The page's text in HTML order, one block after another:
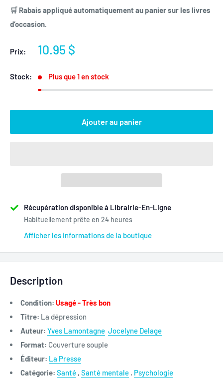
🛒 Rabais appliqué automatiquement au panier sur les livres
d’occasion.
Prix:
Prix
10.95 $
Stock: Plus que 1 en stock
Ajouter au panier
Récupération disponible à Librairie-En-Ligne
Habituellement prête en 24 heures
Afficher les informations de la boutique
Description
Condition: Usagé - Très bon
Titre: La dépression
Auteur: Yves Lamontagne Jocelyne Delage
Format: Couverture souple
Éditeur: La Presse
Catégorie: Santé , Santé mentale , Psychologie